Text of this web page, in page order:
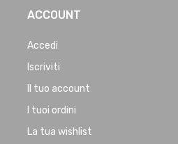
ACCOUNT
Accedi
Iscriviti
Il tuo account
I tuoi ordini
La tua wishlist